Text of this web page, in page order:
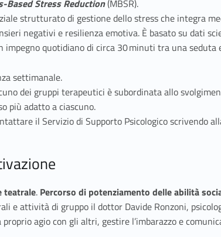
Based Stress Reduction(MBSR).
strutturato di gestione dello stress che integra
negativi e resilienza emotiva. È basato su dati
impegno quotidiano di circa 30 minuti tra una seduta
settimanale.
dei gruppi terapeutici è subordinata allo
più adatto a ciascuno.
il Servizio di Supporto Psicologico scrivendo
teatrale. Percorso di potenziamento delle abilità
e attività di gruppo il dottor Davide Ronzoni,
agio con gli altri, gestire l’imbarazzo e